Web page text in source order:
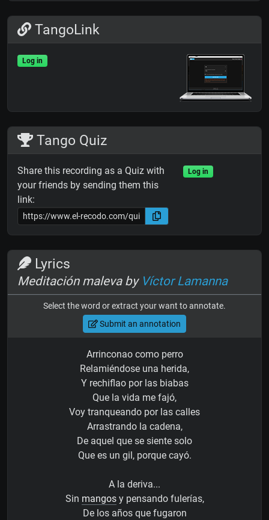
TangoLink
Log in
Tango Quiz
Share this recording as a Quiz with
your friends by sending them this
link:
Log in
Lyrics
Meditación maleva by Víctor Lamanna
Select the word or extract your want to annotate.
Submit an annotation
Arrinconao como perro
Relamiéndose una herida,
Y rechiflao por las biabas
Que la vida me fajó,
Voy tranqueando por las calles
Arrastrando la cadena,
De aquel que se siente solo
Que es un gil, porque cayó.
A la deriva...
Sin mangosy pensando fulerías,
De los años que fugaron